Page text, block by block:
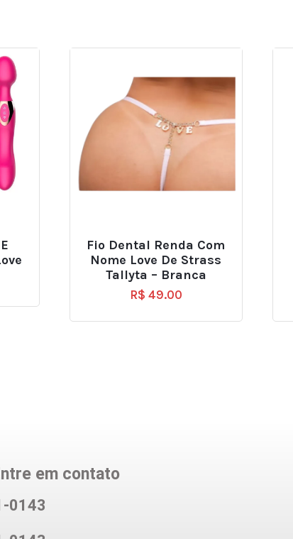
Fio Dental Renda Com
Nome Love De Strass
Tallyta – Branca
R$ 49.00
em contato
0143